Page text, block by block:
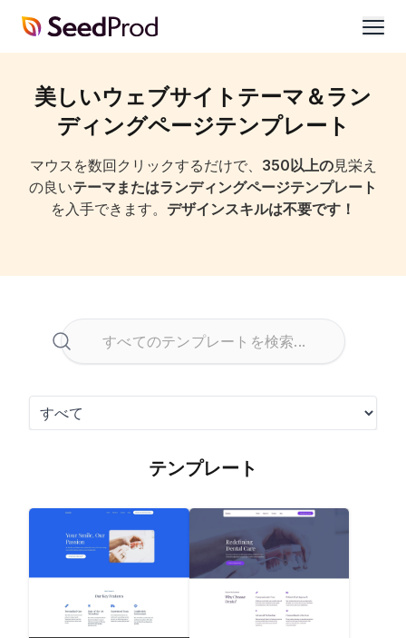
SeedProd
美しいウェブサイトテーマ＆ラン
ディングページテンプレート
マウスを数回クリックするだけで、 350以上の見栄え
の良いテーマまたはランディングページテンプレート
を入手できます。 デザインスキルは不要です！
テンプレート